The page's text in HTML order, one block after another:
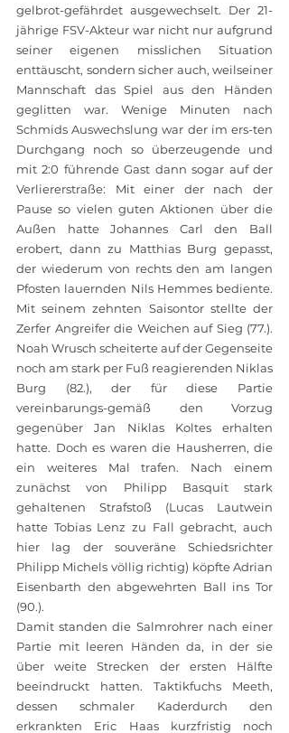
gelbrot-gefährdet ausgewechselt. Der 21-
jährige FSV-Akteur war nicht nur aufgrund
seiner eigenen misslichen Situation
enttäuscht, sondern sicher auch, weilseiner
Mannschaft das Spiel aus den Händen
geglitten war. Wenige Minuten nach
Schmids Auswechslung war der im ers-ten
Durchgang noch so überzeugende und
mit 2:0 führende Gast dann sogar auf der
Verliererstraße: Mit einer der nach der
Pause so vielen guten Aktionen über die
Außen hatte Johannes Carl den Ball
erobert, dann zu Matthias Burg gepasst,
der wiederum von rechts den am langen
Pfosten lauernden Nils Hemmes bediente.
Mit seinem zehnten Saisontor stellte der
Zerfer Angreifer die Weichen auf Sieg (77.).
Noah Wrusch scheiterte auf der Gegenseite
noch am stark per Fuß reagierenden Niklas
Burg (82.), der für diese Partie
vereinbarungs-gemäß den Vorzug
gegenüber Jan Niklas Koltes erhalten
hatte. Doch es waren die Hausherren, die
ein weiteres Mal trafen. Nach einem
zunächst von Philipp Basquit stark
gehaltenen Strafstoß (Lucas Lautwein
hatte Tobias Lenz zu Fall gebracht, auch
hier lag der souveräne Schiedsrichter
Philipp Michels völlig richtig) köpfte Adrian
Eisenbarth den abgewehrten Ball ins Tor
(90.).
Damit standen die Salmrohrer nach einer
Partie mit leeren Händen da, in der sie
über weite Strecken der ersten Hälfte
beeindruckt hatten. Taktikfuchs Meeth,
dessen schmaler Kaderdurch den
erkrankten Eric Haas kurzfristig noch